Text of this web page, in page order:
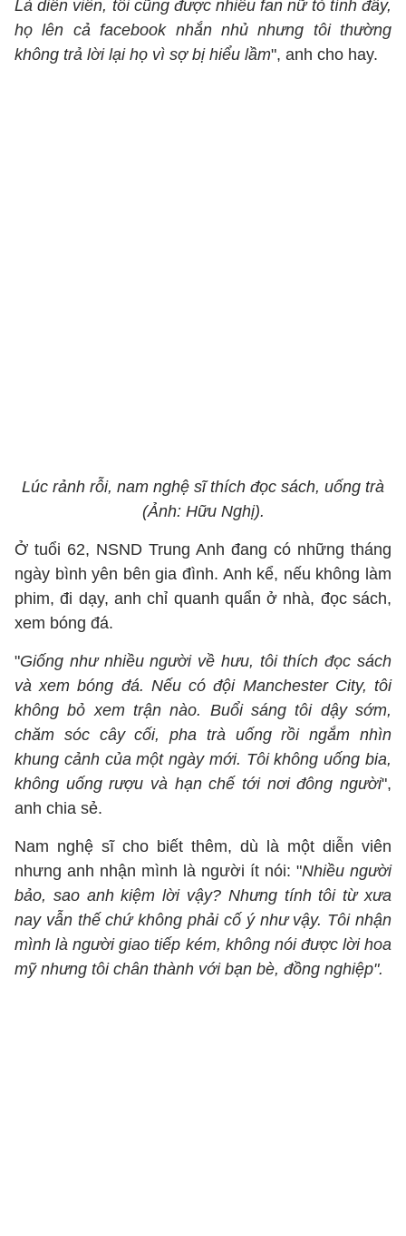
Là diễn viên, tôi cũng được nhiều fan nữ tỏ tình đấy,
họ lên cả facebook nhắn nhủ nhưng tôi thường
không trả lời lại họ vì sợ bị hiểu lầm", anh cho hay.
Lúc rảnh rỗi, nam nghệ sĩ thích đọc sách, uống trà
(Ảnh: Hữu Nghị).
Ở tuổi 62, NSND Trung Anh đang có những tháng
ngày bình yên bên gia đình. Anh kể, nếu không làm
phim, đi dạy, anh chỉ quanh quẩn ở nhà, đọc sách,
xem bóng đá.
"Giống như nhiều người về hưu, tôi thích đọc sách
và xem bóng đá. Nếu có đội Manchester City, tôi
không bỏ xem trận nào. Buổi sáng tôi dậy sớm,
chăm sóc cây cối, pha trà uống rồi ngắm nhìn
khung cảnh của một ngày mới. Tôi không uống bia,
không uống rượu và hạn chế tới nơi đông người",
anh chia sẻ.
Nam nghệ sĩ cho biết thêm, dù là một diễn viên
nhưng anh nhận mình là người ít nói: "Nhiều người
bảo, sao anh kiệm lời vậy? Nhưng tính tôi từ xưa
nay vẫn thế chứ không phải cố ý như vậy. Tôi nhận
mình là người giao tiếp kém, không nói được lời hoa
mỹ nhưng tôi chân thành với bạn bè, đồng nghiệp".